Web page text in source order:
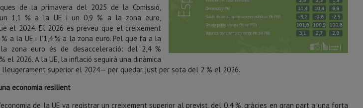
de la primavera del 2025 de la Comissió,
1,1 % a la UE i un 0,9 % a la zona euro,
el 2024. El 2026 es preveu que el creixement
a la UE i l’1,4 % a la zona euro. Pel que fa a la
zona euro és de desacceleració: del 2,4 %
el 2026. A la UE, la inflació seguirà una dinàmica
superior el 2024— per quedar just per sota del 2 % el 2026.
economia resilient
de la UE va registrar un creixement superior al previst, del 0,4 %, gràcies en gran part a una forta